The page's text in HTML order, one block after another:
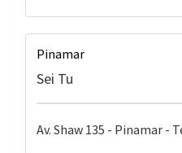
Pinamar
Sei Tu
Av. Shaw 135 - Pinamar -